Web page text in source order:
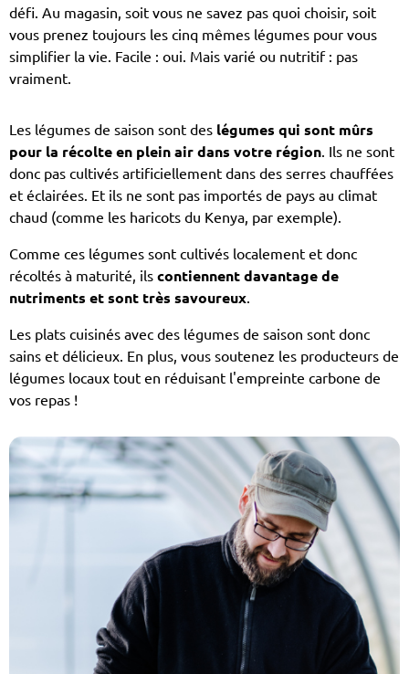
défi. Au magasin, soit vous ne savez pas quoi choisir, soit
vous prenez toujours les cinq mêmes légumes pour vous
simplifier la vie. Facile : oui. Mais varié ou nutritif : pas
vraiment.
Les légumes de saison sont des légumes qui sont mûrs
pour la récolte en plein air dans votre région. Ils ne sont
donc pas cultivés artificiellement dans des serres chauffées
et éclairées. Et ils ne sont pas importés de pays au climat
chaud (comme les haricots du Kenya, par exemple).
Comme ces légumes sont cultivés localement et donc
récoltés à maturité, ils contiennent davantage de
nutriments et sont très savoureux.
Les plats cuisinés avec des légumes de saison sont donc
sains et délicieux. En plus, vous soutenez les producteurs de
légumes locaux tout en réduisant l'empreinte carbone de
vos repas !